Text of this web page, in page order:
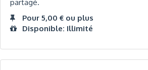
partagé.
Pour 5,00 € ou plus
Disponible: Illimité